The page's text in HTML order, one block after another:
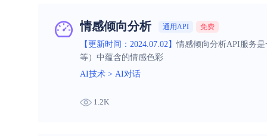
情感倾向分析 通用API 免费
【更新时间：2024.07.02】情感倾向分析API服务
等）中蕴含的情感色彩
AI技术 > AI对话
1.2K